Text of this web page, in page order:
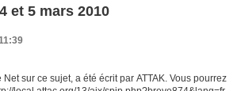
et 5 mars 2010
sur ce sujet, a été écrit par ATTAK. Vous pourrez